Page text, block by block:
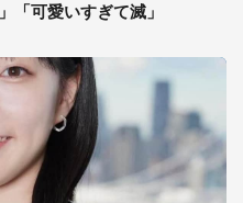
「可愛いすぎて滅」